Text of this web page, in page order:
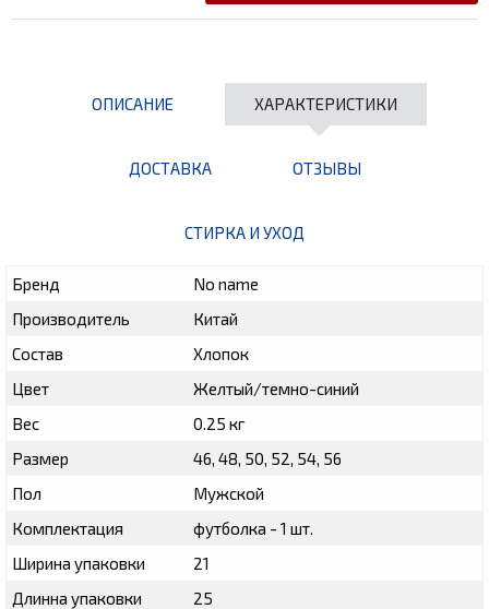
ОПИСАНИЕ ХАРАКТЕРИСТИКИ
ДОСТАВКА ОТЗЫВЫ
СТИРКА И УХОД
Бренд
No name
Производитель
Китай
Состав
Хлопок
Цвет
Желтый/темно-синий
Вес
0.25 кг
Размер
46, 48, 50, 52, 54, 56
Пол
Мужской
Комплектация
футболка - 1 шт.
Ширина упаковки
21
Длинна упаковки
25